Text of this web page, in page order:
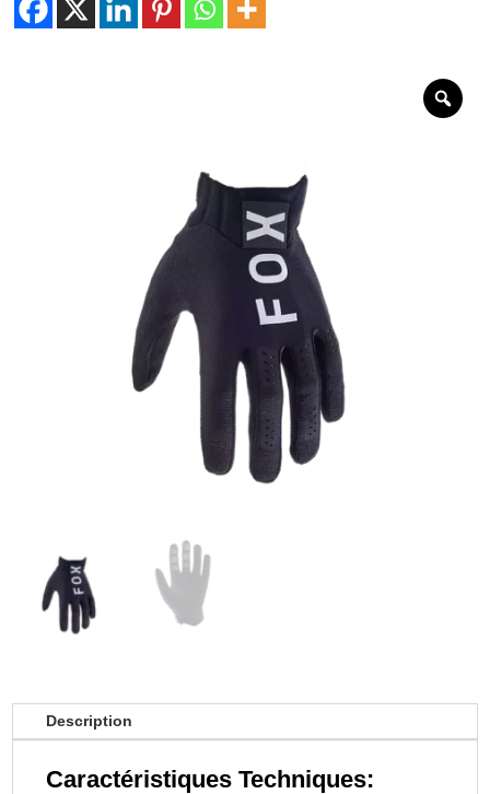
Description
Caractéristiques Techniques: